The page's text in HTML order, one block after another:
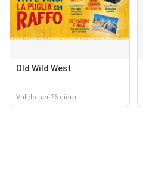
Old Wild West
Valido per 26 giorni